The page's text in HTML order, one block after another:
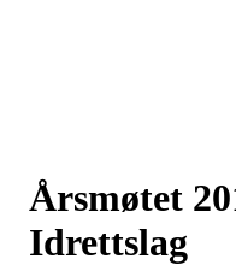
Årsmøtet
Idrettslag